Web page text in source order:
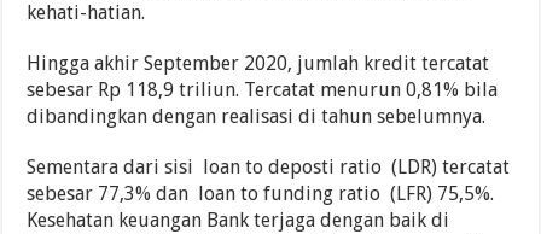
kehati-hatian.
Hingga akhir September 2020, jumlah kredit tercatat
sebesar Rp 118,9 triliun. Tercatat menurun 0,81% bila
dibandingkan dengan realisasi di tahun sebelumnya.
Sementara dari sisi loan to deposti ratio (LDR) tercatat
sebesar 77,3% dan loan to funding ratio (LFR) 75,5%.
Kesehatan keuangan Bank terjaga dengan baik di